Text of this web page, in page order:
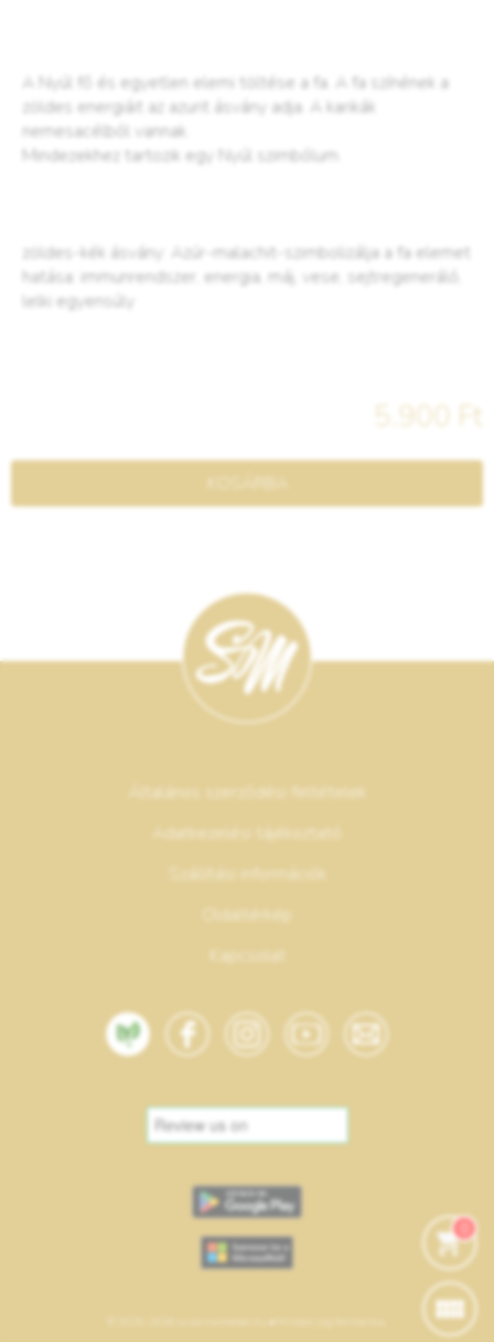
A Nyúl fő és egyetlen elemi töltése a fa. A fa színének a
zöldes energiáit az azurit ásvány adja. A karikák
nemesacélból vannak.
Mindezekhez tartozik egy Nyúl szimbólum.
zöldes-kék ásvány: Azúr-malachit-szimbolizálja a fa elemet
hatása: immunrendszer, energia, máj, vese, sejtregeneráló,
lelki egyensúly
5.900 Ft
Általános szerződési feltételek
Adatkezelési tájékoztató
Szállítási információk
Oldaltérkép
Kapcsolat
© 2020-2026 suzannamester.hu • Minden jog fenntartva.